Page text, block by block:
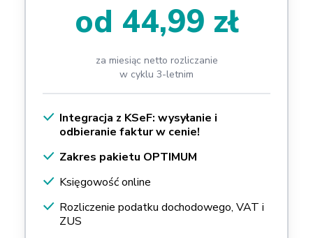
od 44,99 zł
za miesiąc netto rozliczanie
w cyklu 3-letnim
Integracja z KSeF: wysyłanie i
odbieranie faktur w cenie!
Zakres pakietu OPTIMUM
Księgowość online
Rozliczenie podatku dochodowego, VAT i
ZUS